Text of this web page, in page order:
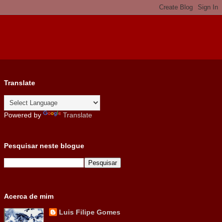
Translate
Powered by Translate
Pesquisar neste blogue
Acerca de mim
Luis Filipe Gomes